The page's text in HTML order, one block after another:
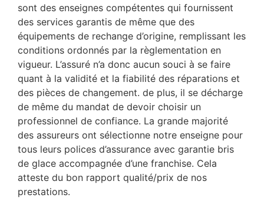
sont des enseignes compétentes qui fournissent
des services garantis de même que des
équipements de rechange d’origine, remplissant les
conditions ordonnés par la règlementation en
vigueur. L’assuré n’a donc aucun souci à se faire
quant à la validité et la fiabilité des réparations et
des pièces de changement. de plus, il se décharge
de même du mandat de devoir choisir un
professionnel de confiance. La grande majorité
des assureurs ont sélectionne notre enseigne pour
tous leurs polices d’assurance avec garantie bris
de glace accompagnée d’une franchise. Cela
atteste du bon rapport qualité/prix de nos
prestations.